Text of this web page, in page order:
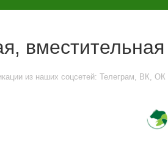
вместительная
из наших соцсетей: Телеграм, ВК, ОК